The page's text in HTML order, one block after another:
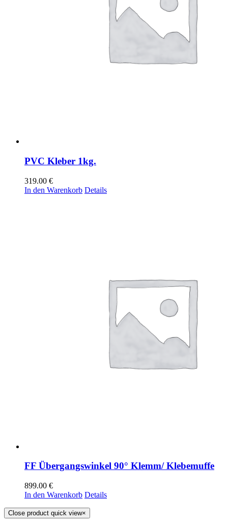
PVC Kleber 1kg.
319.00 €
In den Warenkorb Details
FF Übergangswinkel 90° Klemm/ Klebemuffe
899.00 €
In den Warenkorb Details
Close product quick view×